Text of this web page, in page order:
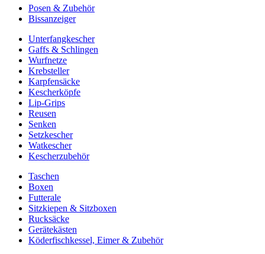
Posen & Zubehör
Bissanzeiger
Unterfangkescher
Gaffs & Schlingen
Wurfnetze
Krebsteller
Karpfensäcke
Kescherköpfe
Lip-Grips
Reusen
Senken
Setzkescher
Watkescher
Kescherzubehör
Taschen
Boxen
Futterale
Sitzkiepen & Sitzboxen
Rucksäcke
Gerätekästen
Köderfischkessel, Eimer & Zubehör